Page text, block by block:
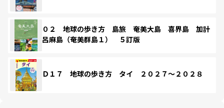
０２ 地球の歩き方 島旅 奄美大島 喜界島 加計
呂麻島（奄美群島１） ５訂版
Ｄ１７ 地球の歩き方 タイ ２０２７～２０２８